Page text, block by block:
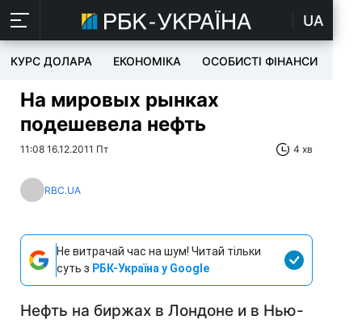
UA
КУРС ДОЛАРА ЕКОНОМІКА ОСОБИСТІ ФІНАНСИ
На мировых рынках
подешевела нефть
11:08 16.12.2011 Пт 4 хв
RBC.UA
Не витрачай час на шум! Читай тільки
суть з РБК-Україна у Google
Нефть на биржах в Лондоне и в Нью-